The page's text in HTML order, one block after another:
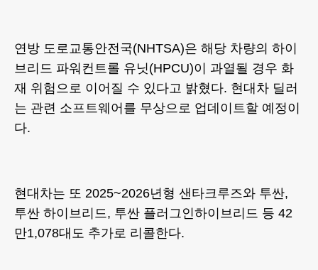
연방 도로교통안전국(NHTSA)은 해당 차량의 하이
브리드 파워컨트롤 유닛(HPCU)이 과열될 경우 화
재 위험으로 이어질 수 있다고 밝혔다. 현대차 딜러
는 관련 소프트웨어를 무상으로 업데이트할 예정이
다.
현대차는 또 2025~2026년형 샌타크루즈와 투싼,
투싼 하이브리드, 투싼 플러그인하이브리드 등 42
만1,078대도 추가로 리콜한다.